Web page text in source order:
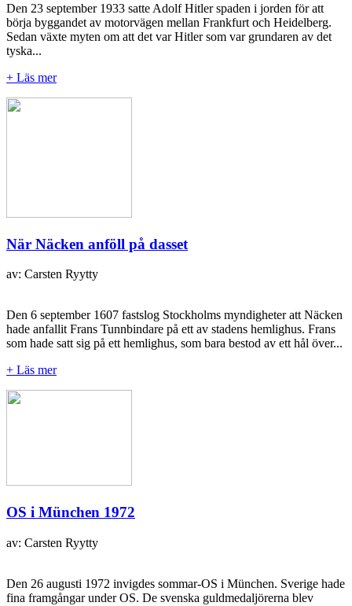
Den 23 september 1933 satte Adolf Hitler spaden i jorden för att
börja byggandet av motorvägen mellan Frankfurt och Heidelberg.
Sedan växte myten om att det var Hitler som var grundaren av det
tyska...
+ Läs mer
När Näcken anföll på dasset
av: Carsten Ryytty
Den 6 september 1607 fastslog Stockholms myndigheter att Näcken
hade anfallit Frans Tunnbindare på ett av stadens hemlighus. Frans
som hade satt sig på ett hemlighus, som bara bestod av ett hål över...
+ Läs mer
OS i München 1972
av: Carsten Ryytty
Den 26 augusti 1972 invigdes sommar-OS i München. Sverige hade
fina framgångar under OS. De svenska guldmedaljörerna blev